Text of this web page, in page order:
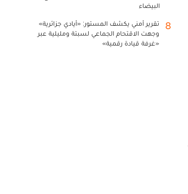
البيضاء
8
تقرير أمني يكشف المستور: «أيادي جزائرية»
وجهت الاقتحام الجماعي لسبتة ومليلية عبر
«غرفة قيادة رقمية»